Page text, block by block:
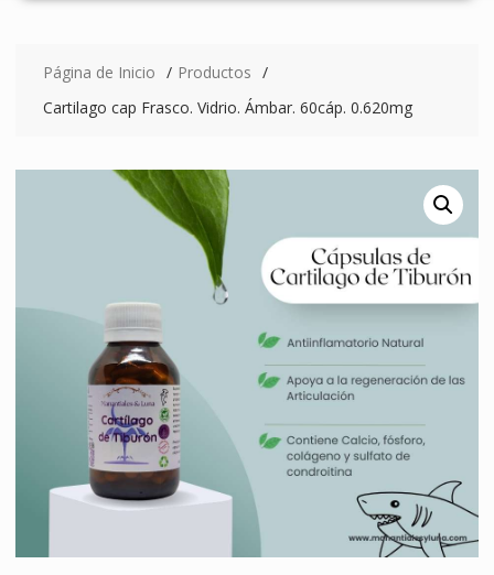
Página de Inicio
Productos
Cartilago cap Frasco. Vidrio. Ámbar. 60cáp. 0.620mg